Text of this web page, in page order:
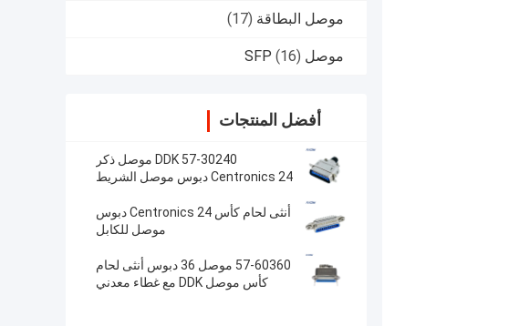
موصل البطاقة (17)
موصل SFP (16)
أفضل المنتجات
DDK 57-30240 موصل ذكر
Centronics 24 دبوس موصل الشريط
أنثى لحام كأس Centronics 24 دبوس
موصل للكابل
57-60360 موصل 36 دبوس أنثى لحام
كأس موصل DDK مع غطاء معدني